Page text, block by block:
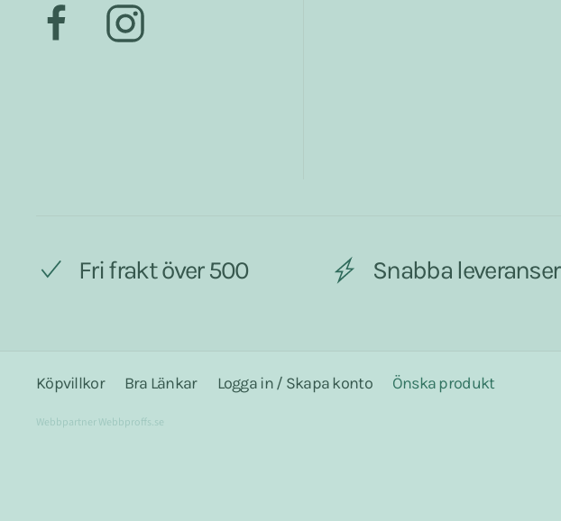
Fri frakt över 500 Snabba leveranser
Köpvillkor Bra Länkar Logga in / Skapa konto Önska produkt
WebbpartnerWebbproffs.se